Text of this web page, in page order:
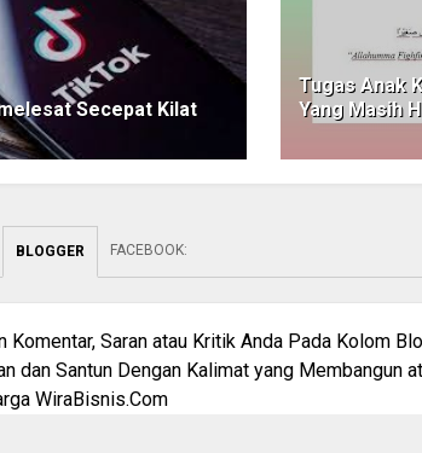
Secepat Kilat
Tugas Anak
Yang Masih
BLOGGER FACEBOOK:
Komentar, Saran atau Kritik Anda Pada Kolom
dan Santun Dengan Kalimat yang Membangun
WiraBisnis.Com